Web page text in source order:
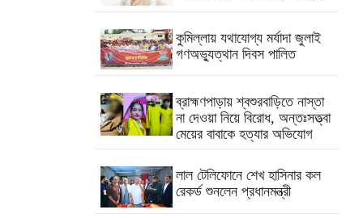
কুমিল্লায় যথাযোগ্য মর্যাদা জুলাই
গণঅভ্যুত্থান দিবস পালিত
ব্রাহ্মণপাড়ায় শ্বশুরবাড়িতে নাস্তা
না দেওয়া নিয়ে বিরোধ, অন্তঃসত্ত্বা
মেয়ের বাবাকে হত্যার অভিযোগ
লাল টেলিফোনে শেখ হাসিনার কল
রেকর্ড শুনলেন প্রধানমন্ত্রী